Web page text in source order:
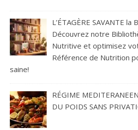
L’ÉTAGÈRE SAVANTE
Découvrez notre
Nutritive et optimisez
Référence de Nutrition
saine!
RÉGIME
DU POIDS SANS